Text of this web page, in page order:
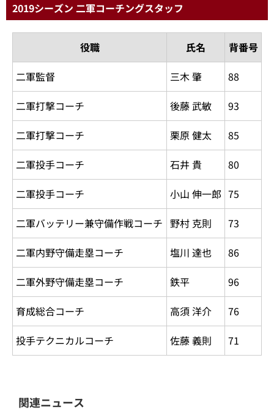
2019シーズン 二軍コーチングスタッフ
役職 氏名
背番号
二軍監督
三木 肇
88
二軍打撃コーチ
後藤 武敏
93
二軍打撃コーチ
栗原 健太
85
二軍投手コーチ
石井 貴
80
二軍投手コーチ
小山 伸一郎 75
二軍バッテリー兼守備作戦コーチ 野村 克則
73
二軍内野守備走塁コーチ
塩川 達也
86
二軍外野守備走塁コーチ
鉄平
96
育成総合コーチ
高須 洋介
76
投手テクニカルコーチ
佐藤 義則 71
関連ニュース